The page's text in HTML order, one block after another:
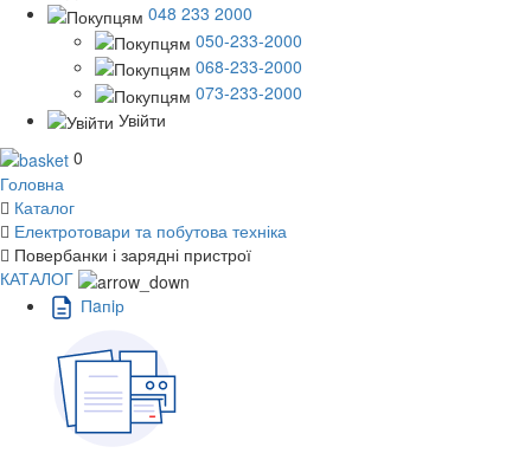
048 233 2000
050-233-2000
068-233-2000
073-233-2000
Увійти
0
Головна
Каталог
Електротовари та побутова техніка
Повербанки і зарядні пристрої
КАТАЛОГ
Пaпiр